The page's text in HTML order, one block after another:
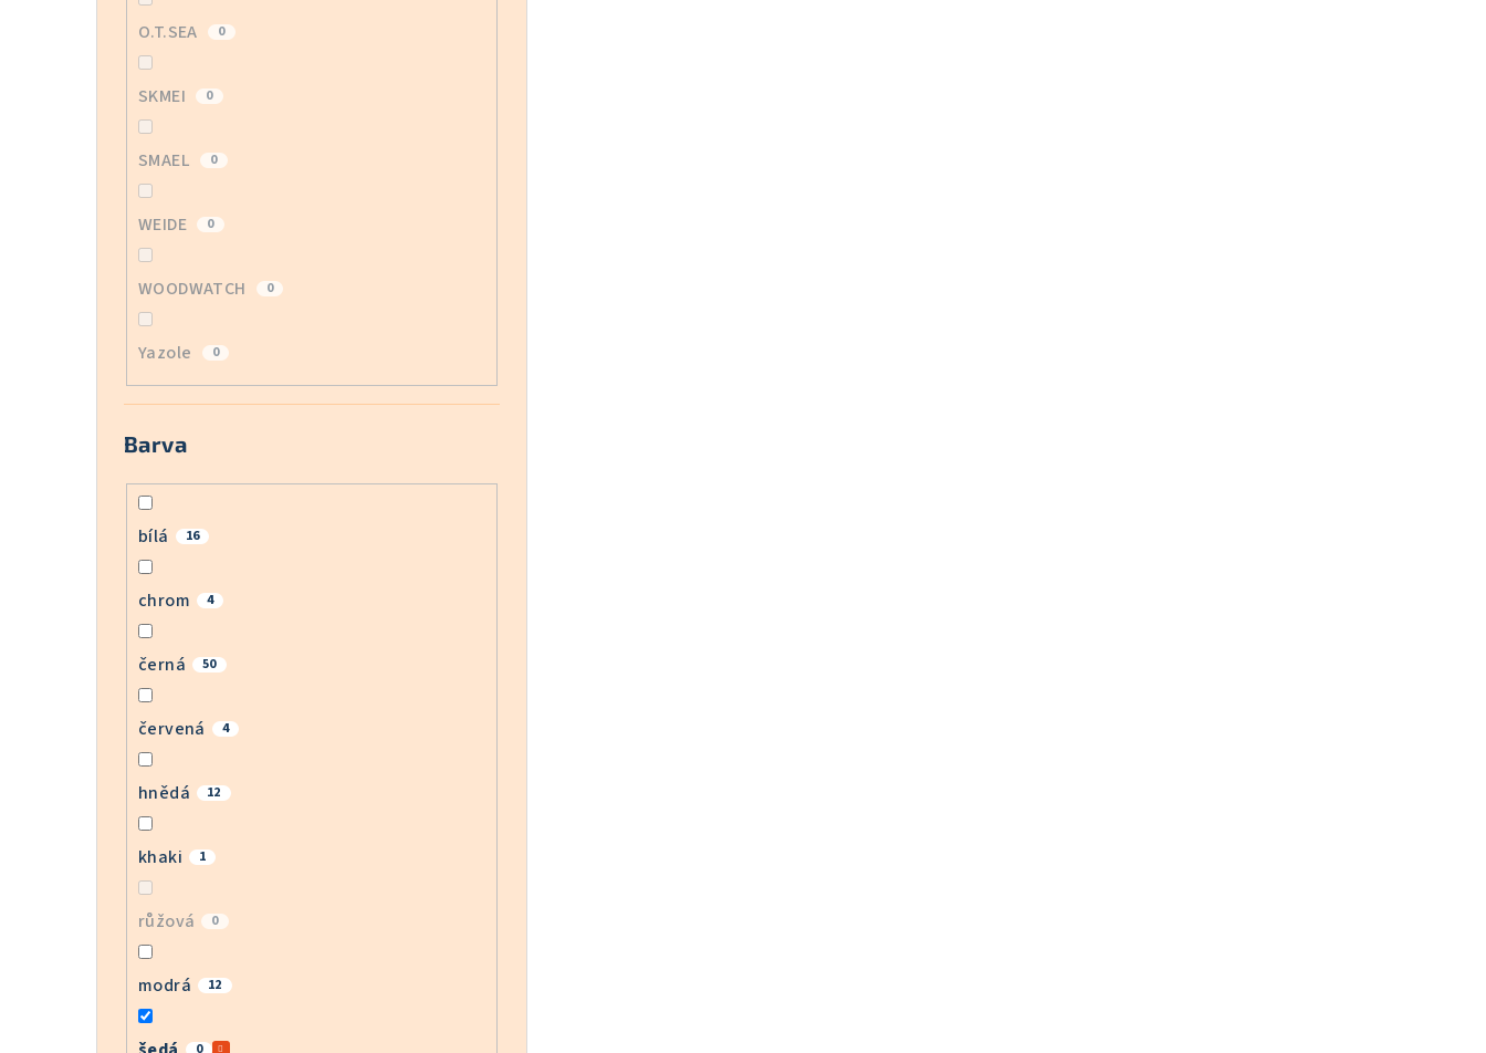
O.T.SEA 0
SKMEI 0
SMAEL 0
WEIDE 0
WOODWATCH 0
Yazole 0
Barva
bílá 16
chrom 4
černá 50
červená 4
hnědá 12
khaki 1
růžová 0
modrá 12
0